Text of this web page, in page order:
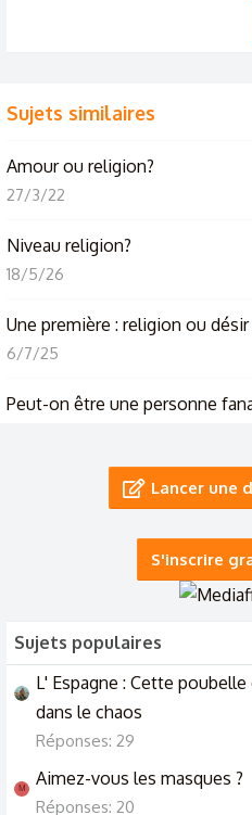
Sujets similaires
Amour ou religion?
27/3/22
Niveau religion?
18/5/26
Une première : religion ou désir
6/7/25
Peut-on être une personne
Religion catholique, besoin
Lancer une
S'inscrire
Sujets populaires
L' Espagne : Cette
dans le chaos
Réponses: 29
M Aimez-vous les masques ?
Réponses: 20